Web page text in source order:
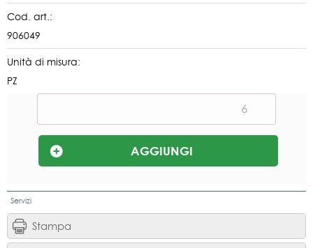
Cod. art.:
906049
Unità di misura:
PZ
Servizi
Stampa